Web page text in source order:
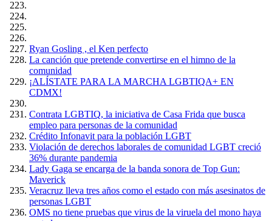
Ryan Gosling , el Ken perfecto
La canción que pretende convertirse en el himno de la
comunidad
¡ALÍSTATE PARA LA MARCHA LGBTIQA+ EN
CDMX!
Contrata LGBTIQ, la iniciativa de Casa Frida que busca
empleo para personas de la comunidad
Crédito Infonavit para la población LGBT
Violación de derechos laborales de comunidad LGBT creció
36% durante pandemia
Lady Gaga se encarga de la banda sonora de Top Gun:
Maverick
Veracruz lleva tres años como el estado con más asesinatos de
personas LGBT
OMS no tiene pruebas que virus de la viruela del mono haya